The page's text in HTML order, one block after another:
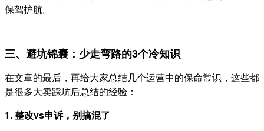
保驾护航。
三、避坑锦囊：少走弯路的3个冷知识
在文章的最后，再给大家总结几个运营中的保命常识，这些都
是很多大卖踩坑后总结的经验：
1.整改vs申诉，别搞混了